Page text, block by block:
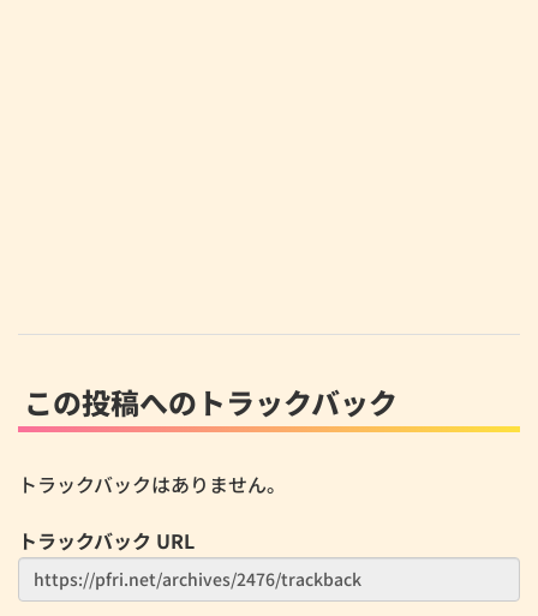
この投稿へのトラックバック
トラックバックはありません。
トラックバック URL